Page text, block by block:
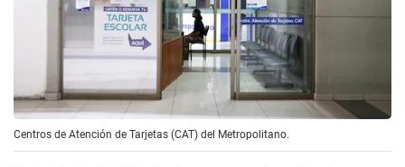
Centros de Atención de Tarjetas (CAT) del Metropolitano.